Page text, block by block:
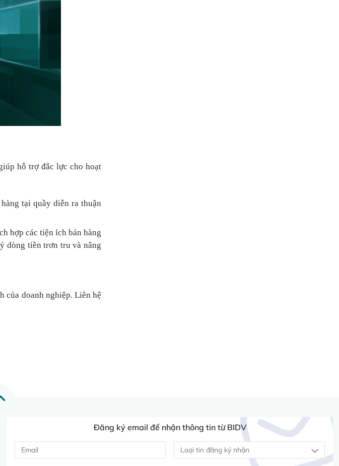
hỗ trợ đắc lực cho hoạt
tại quầy diễn ra thuận
hợp các tiện ích bán hàng
dòng tiền trơn tru và nâng
của doanh nghiệp. Liên hệ
Đăng ký email để nhận thông tin từ BIDV
Loại tin đăng ký nhận